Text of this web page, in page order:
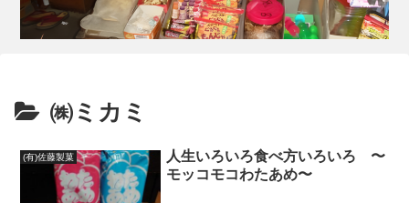
㈱ミカミ
(有)佐藤製菓
人生いろいろ食べ方いろいろ 〜
モッコモコわたあめ〜